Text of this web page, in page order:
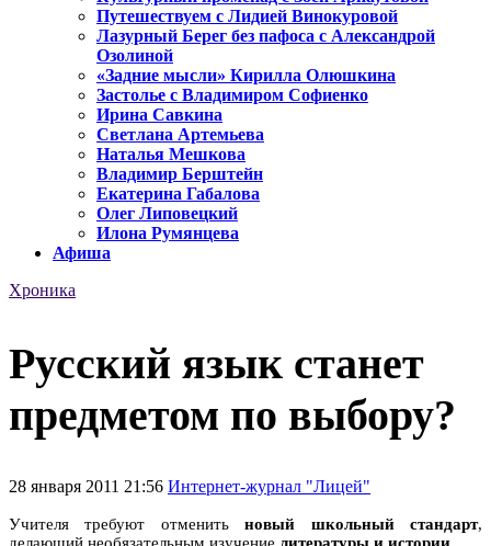
Путешествуем с Лидией Винокуровой
Лазурный Берег без пафоса с Александрой
Озолиной
«Задние мысли» Кирилла Олюшкина
Застолье с Владимиром Софиенко
Ирина Савкина
Светлана Артемьева
Наталья Мешкова
Владимир Берштейн
Екатерина Габалова
Олег Липовецкий
Илона Румянцева
Афиша
Хроника
Русский язык станет
предметом по выбору?
28 января 2011 21:56 Интернет-журнал "Лицей"
Учителя требуют отменитьновый школьный стандарт,